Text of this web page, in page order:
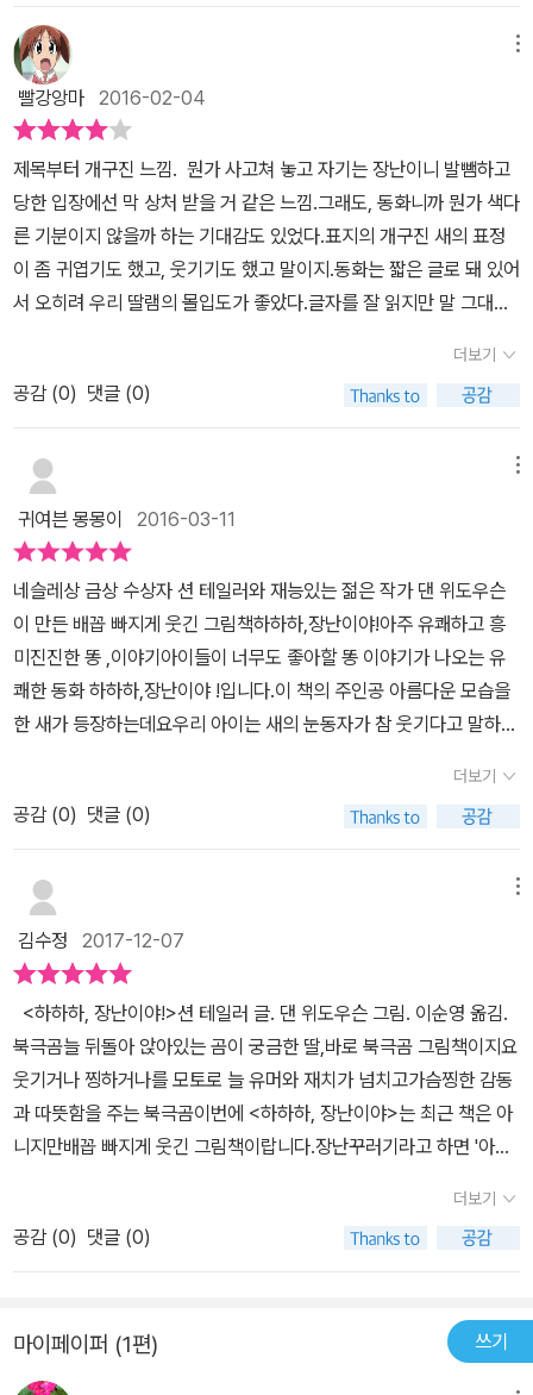
더불어 너무 심한장난은 하지말길.... ㅎㅎ
에게 봉변을 당하고도 날아다니는 녀석이라 도저히 되갚아줄 방법이
없어 보였는데마지막 장면이 아주 통쾌합니다.새가 똥을 되로 주고
말로 받았으니까요.새가 장난질을 멈추었을까 뒷이야기가 궁금해집
니다. 얄밉다 얄밉다 하면서도 새를 보며 웃음이 나는 건우리 아이들
을 닮았기 때문일거에요.온갖 미운짓을 골라하면서도 표정만은 해맑
습니다.새가 늘 하던 장난으로 위기에 처한 토끼를 구해주는 장면에
서는미운 네 살, 미운 일곱 살에 충실하면서도 웃음을 주고 위로가 되
어주는 아이의 모습이 겹쳐지네요. 아이들의 영원한 웃음 코드 '똥'한
바탕 신나게 웃었습니다. ^^ 여섯 살 아이들의 책놀이.물약병에 밀가
루풀 담아 뿌지직~~똥을 눴어요.^^
빨강앙마 2016-02-04
제목부터 개구진 느낌. 뭔가 사고쳐 놓고 자기는 장난이니 발뺌하고
당한 입장에선 막 상처 받을 거 같은 느낌.그래도, 동화니까 뭔가 색다
른 기분이지 않을까 하는 기대감도 있었다.표지의 개구진 새의 표정
이 좀 귀엽기도 했고, 웃기기도 했고 말이지.동화는 짧은 글로 돼 있어
서 오히려 우리 딸램의 몰입도가 좋았다.글자를 잘 읽지만 말 그대로
기에 급급하다. 그래서, 오히려 글밥이 많은 건 아이가 버거워 한다.
짧은 글에서 오는 느낌과 재미를 더 추구하고 좋아하는 느낌.그래서,
이 책이 딸아이에겐 좋았던 모양이다.먼저 읽어주고, 스스로 읽으라
고하니 킬킬대며 좋아한다. 게다가 아이들은 크건 작건 간에 '똥' 이라
다. 어쨌거나 그 단어가 나오는 동시에 아이들의 웃음보는 빵하고 터
진다. 그걸 아직도 난 모르겠다. 이웃 언니가 똥이란 단어의 동화책
을 자주 읽어달라고해서 첨엔 왜 그런가 했었는데, 이제서야 큰 아이
가 다 커가는 시점에서 나는 많이 깨닫고 있다. 우리 딸램은 정말 어
릴적부터 지금까지 똥이란 단어가 들어가면 여전히 웃으니까.이 개구
진 새는 동물들의 머리위에 똥을 누고 도망가는게 일상이고 재미다.
코끼리의 머리는 물론, 소의 머리, 사람들의 머리위에 똥을 누고 '하하
하, 장난이야.' 라며 내뺀다. 그리고 혼자 룰루랄라 신나하는 기분.(개
인적으론 말이지 새가 회사앞에 주차만 해두면 똥을 싸서 차가 망가
다 나쁜건 아니다. 귀여운 토끼를 잡아 먹으려던 늑대에게 (여우든
가? ㅡㅡ^) 한방 맥이는 것도 있으니 그리 나쁘다고만 할 수 없다. 하
지만, 그래도 역시 민폐는 민폐. 과연 우리의 이 장난스런 친구는 어
찌 됐을까?마지막을 다 밝힐 순 없지만, 역지사지란 말을 하고 싶다.
그래, 너에게도 이런 이야기를 해주고 싶구나. '하하하, 장난이야.'개
구진 녀석. 약은 오르지만, 재밌다 동화책이........ 시사하는 바도 있
고, 그리고 뭣보다 우리 아이가 너무 재미지게 읽어서 더 기분이 좋기
도 하다. 같이 하하하, 장난이야! 라고 외치는 기분도 나쁘지 않았다.
더보기
공감 (0) 댓글 (0)
귀여븐 몽몽이 2016-03-11
네슬레상 금상 수상자 션 테일러와 재능있는 젊은 작가 댄 위도우슨
이 만든 배꼽 빠지게 웃긴 그림책하하하,장난이야!아주 유쾌하고 흥
미진진한 똥 ,이야기아이들이 너무도 좋아할 똥 이야기가 나오는 유
쾌한 동화 하하하,장난이야 !입니다.이 책의 주인공 아름다운 모습을
한 새가 등장하는데요우리 아이는 새의 눈동자가 참 웃기다고 말하네
꾸러기같은 눈동자를 가진 새가 이 책의 주인공 되겠습니다. 새에게
는 꼭 해야할 일이 있었습니다..새가 꼭 해야 할 일은 과연 무엇일까
요?새의 움직임을 따라가 보면 그 답이 나올 것도 같은데요새는 먼
저 농장위를 날다가 커다란 황소를 보았습니다.그리고 철퍼덕 똥을
지만 새는 아랑곳하지 않습니다.'하하하하,장난이야?'아프리카에 가
든 산에 가든 새는 온통 다른 동물들에게 똥을 누는 일이 참 즐거웠습
니다.친구가 된 토끼를 잡아 먹으려고 한 늑대의 코에 큰 똥을 눈 것은
정말 즐거운 일이 었습니다.새는 늑대의 모습을 보고 토끼와 너무도
즐겁게 웃었습니다.그 이후로도 새는 여기 저기 똥을 누고 다녔습니
다.장난이라는 말만 하면 문제 될 것이 없다 생각했습니다. 가장 재미
있는 것은 바로 사람들의 머리에 똥을 누는 것이었습니다.그런데 곰
의 머리에는 똥을 누지 말아야했나 후회를 합니다.바로 곰이 바로 새
의 머리 위로 올라가기 시작했시 때문입니다.곰이 새보다 더 높은 곳
더보기
공감 (0) 댓글 (0)
김수정 2017-12-07
<하하하, 장난이야!>션 테일러 글. 댄 위도우슨 그림. 이순영 옮김.
북극곰늘 뒤돌아 앉아있는 곰이 궁금한 딸,바로 북극곰 그림책이지요
웃기거나 찡하거나를 모토로 늘 유머와 재치가 넘치고가슴찡한 감동
과 따뜻함을 주는 북극곰이번에 <하하하, 장난이야>는 최근 책은 아
니지만배꼽 빠지게 웃긴 그림책이랍니다.장난꾸러기라고 하면 '아냐,
고 싫다면 더 하고싶은 청개구리 소유자지요 ㅋ꼬리가 예쁜 주인공
'새'와 같아요 ㅎㅎㅎㅎ '미안하지만~'으로 시작하는 주인공 '새'의
이야기에요그것도 '새'의 짖궂은 장난 이야기지요날아다니다가 참지
리고는 '하하하, 장난이야!'하고 외치죠 장난은 장난일 뿐~당하는 이
는 분통터지지만 하는 이는 그저 즐거운 장난.새는 낄낄대느라 바쁘
더보기
공감 (0) 댓글 (0)
마이페이퍼 (1편) 쓰기